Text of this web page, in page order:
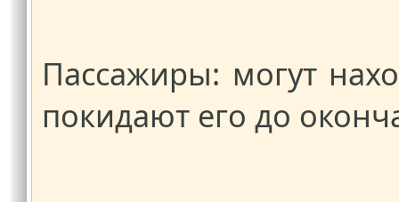
Пассажиры: могут
покидают его до